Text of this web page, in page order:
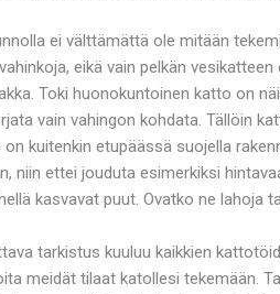
ei välttämättä ole mitään
eikä vain pelkän
Toki huonokuntoinen katto on
vain vahingon kohdata. Tällöin
kuitenkin etupäässä suojella
niin ettei jouduta esimerkiksi
kasvavat puut. Ovatko ne lahoja
tarkistus kuuluu kaikkien
meidät tilaat katollesi tekemään.